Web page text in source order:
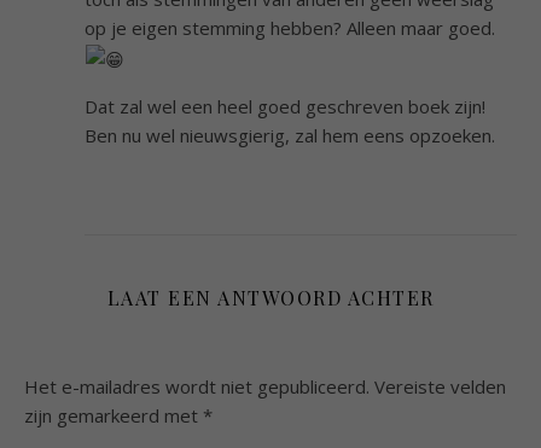
op je eigen stemming hebben? Alleen maar goed.
Dat zal wel een heel goed geschreven boek zijn!
Ben nu wel nieuwsgierig, zal hem eens opzoeken.
LAAT EEN ANTWOORD ACHTER
Het e-mailadres wordt niet gepubliceerd. Vereiste velden
zijn gemarkeerd met *